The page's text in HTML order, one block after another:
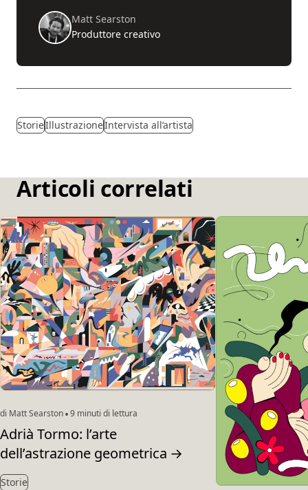
Matt Searston
Produttore creativo
StorieIllustrazioneIntervista all’artista
Articoli correlati
di Matt Searston 9 minuti di lettura
Adrià Tormo: l’arte
dell’astrazione geometrica →
Storie